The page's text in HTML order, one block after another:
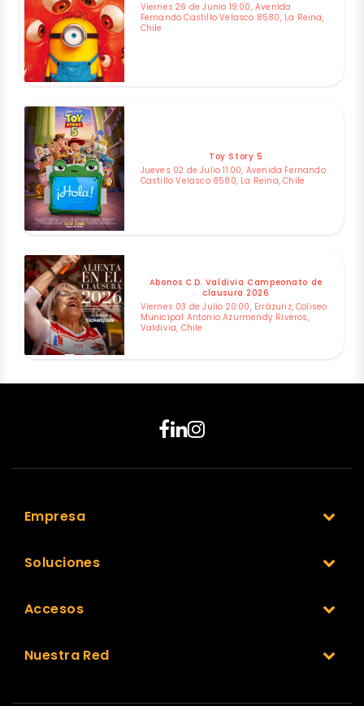
Viernes 26 de Junio 19:00, Avenida
Fernando Castillo Velasco 8580, La Reina,
Chile
Toy Story 5
Jueves 02 de Julio 11:00, Avenida Fernando
Castillo Velasco 8580, La Reina, Chile
Abonos C.D. Valdivia Campeonato de
clausura 2026
Viernes 03 de Julio 20:00, Errázuriz, Coliseo
Municipal Antonio Azurmendy Riveros,
Valdivia, Chile
Empresa
Soluciones
Accesos
Nuestra Red